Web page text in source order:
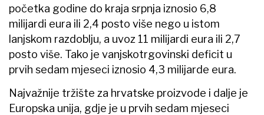
početka godine do kraja srpnja iznosio 6,8
milijardi eura ili 2,4 posto više nego u istom
lanjskom razdoblju, a uvoz 11 milijardi eura ili 2,7
posto više. Tako je vanjskotrgovinski deficit u
prvih sedam mjeseci iznosio 4,3 milijarde eura.
Najvažnije tržište za hrvatske proizvode i dalje je
Europska unija, gdje je u prvih sedam mjeseci